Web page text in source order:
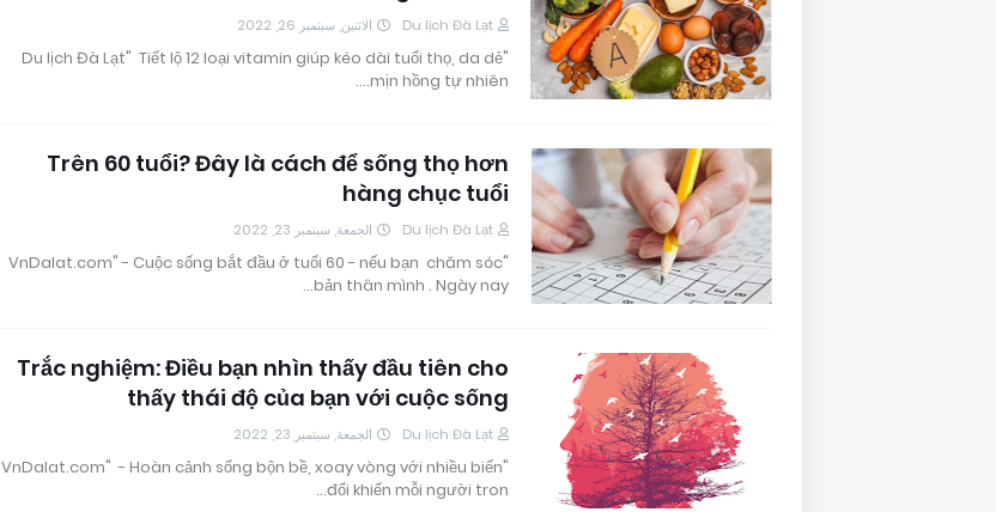
Du lịch Đà Lạt الاثنين, سبتمبر 26, 2022
"Du lịch Đà Lạt" Tiết lộ 12 loại vitamin giúp kéo dài tuổi thọ, da dẻ
mịn hồng tự nhiên.…
Trên 60 tuổi? Đây là cách để sống thọ hơn
hàng chục tuổi
Du lịch Đà Lạt الجمعة, سبتمبر 23, 2022
"VnDalat.com" - Cuộc sống bắt đầu ở tuổi 60 - nếu bạn chăm sóc
bản thân mình . Ngày nay…
Trắc nghiệm: Điều bạn nhìn thấy đầu tiên cho
thấy thái độ của bạn với cuộc sống
Du lịch Đà Lạt الجمعة, سبتمبر 23, 2022
"VnDalat.com" - Hoàn cảnh sống bộn bề, xoay vòng với nhiều biến
đổi khiến mỗi người tron…